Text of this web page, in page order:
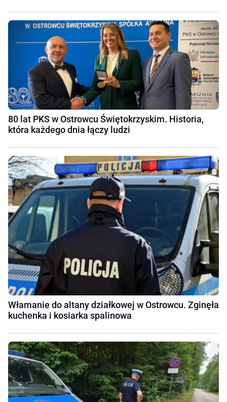
80 lat PKS w Ostrowcu Świętokrzyskim. Historia,
która każdego dnia łączy ludzi
Włamanie do altany działkowej w Ostrowcu. Zginęła
kuchenka i kosiarka spalinowa